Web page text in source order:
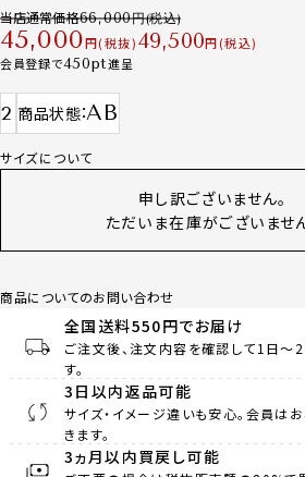
当店通常価格66,000
45,000 税抜 49,500
税込
会員登録で450 進呈
2 商品状態 AB
サイズについて
申し訳ございません。
ただいま在庫がございませ
商品についてのお問い合わせ
全国送料550円でお届け
ご注文後、注文内容を確認して1日～
す。
3日以内返品可能
サイズ・イメージ違いも安心。会員は
きます。
3ヵ月以内買戻し可能